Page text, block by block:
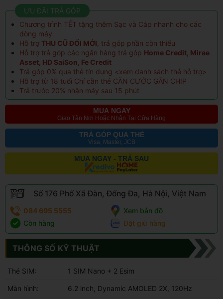
ƯU ĐÃI TRẢ GÓP
Chương trình TẾT tặng thêm Sạc và Cáp nhanh cho các
dòng máy
Hỗ trợ THU CŨ ĐỔI MỚI , trả góp phần còn thiếu
Hỗ trợ trả góp các ngân hàng trả góp Home Credit, Mirae
Asset, HD SaiSon, Fe Credit
Trả góp 0% qua thẻ tín dụng <xem danh sách thẻ hỗ trợ>
Hỗ trợ từ 18 tuổi Chỉ cần thẻ CĂN CƯỚC GẮN CHIP
Trả trước 20% nhận máy sau 15 phút
MUA NGAY
Giao Tận Nơi Hoặc Nhận Tại Cửa Hàng
TRẢ GÓP QUA THẺ
Visa, Master, JCB
MUA NGAY - TRẢ SAU
Số 176 Phố Xã Đàn, Đống Đa, Hà Nội, Việt Nam
084 695 5555
Xem bản đồ
Còn hàng
Đặt giữ hàng
THÔNG SỐ KỸ THUẬT
Thẻ SIM: 1 SIM Nano + 2 Esim
Màn hình: 6.2 inch, Dynamic AMOLED 2X, 120Hz